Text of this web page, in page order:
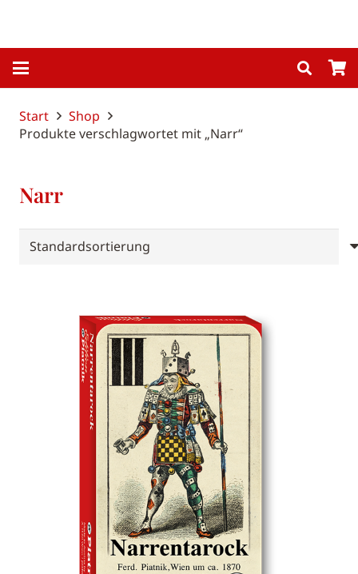
Start
Shop
Produkte verschlagwortet mit „Narr“
Narr